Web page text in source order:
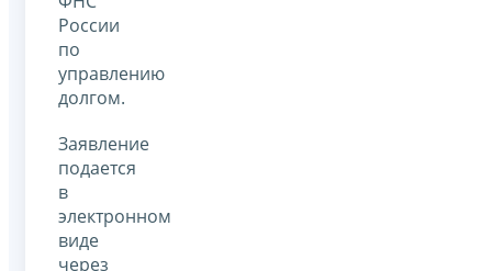
России
по
управлению
долгом.
Заявление
подается
в
электронном
виде
через